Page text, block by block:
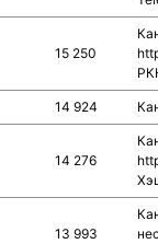
15 250
14 924
14 276
13 993